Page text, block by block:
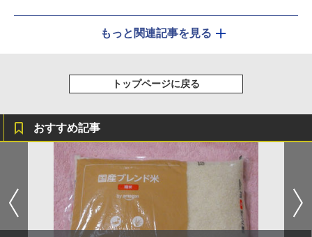
もっと関連記事を見る
トップページに戻る
おすすめ記事